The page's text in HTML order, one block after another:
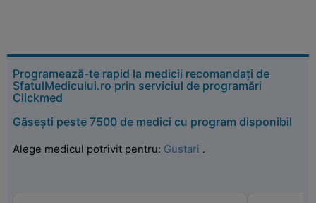
Programează-te rapid la medicii recomandați de
SfatulMedicului.ro prin serviciul de programări
Clickmed
Găsești peste 7500 de medici cu program disponibil
Alege medicul potrivit pentru: Gustari .